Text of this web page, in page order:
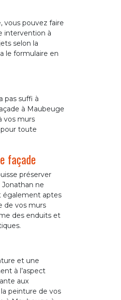
vous pouvez faire
intervention à
selon la
le formulaire en
pas suffi à
à Maubeuge
vos murs
toute
façade
préserver
ne
également aptes
de vos murs
des enduits et
et une
à l’aspect
aux
peinture de vos